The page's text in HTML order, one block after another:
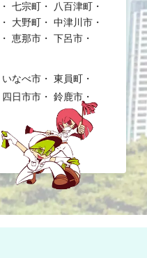
七宗町
八百津町
大野町
中津川市
恵那市
下呂市
いなべ市
東員町
四日市市
鈴鹿市